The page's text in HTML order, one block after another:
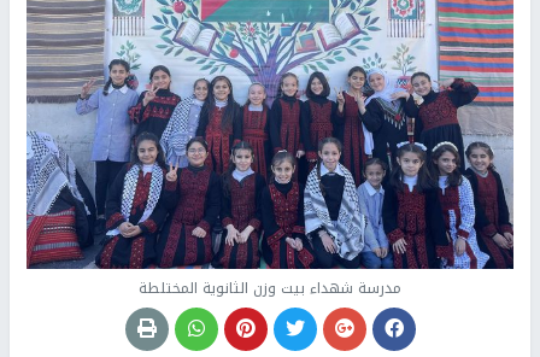
مدرسة شهداء بيت وزن الثانوية المختلطة